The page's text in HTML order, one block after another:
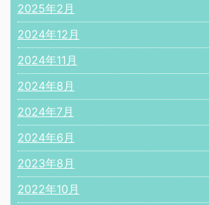
2025年2月
2024年12月
2024年11月
2024年8月
2024年7月
2024年6月
2023年8月
2022年10月